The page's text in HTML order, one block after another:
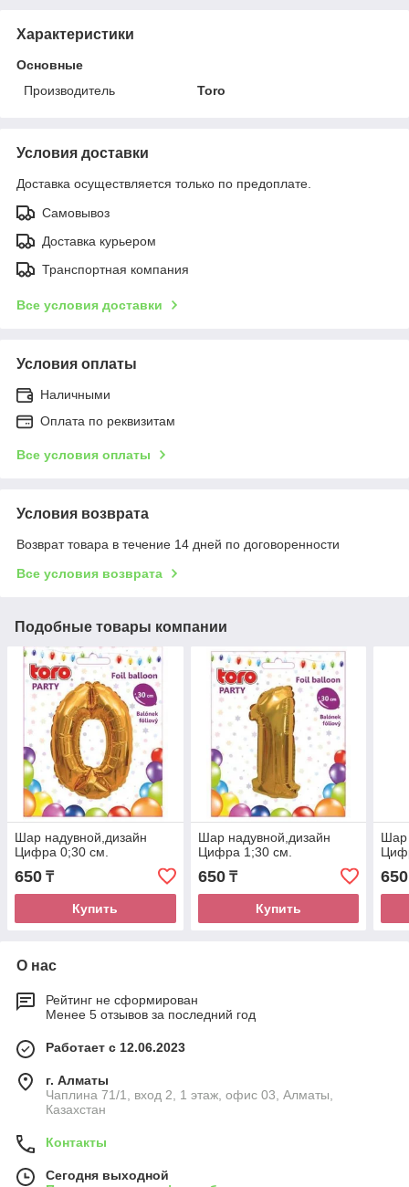
Характеристики
Основные
Производитель
Toro
Условия доставки
Доставка осуществляется только по предоплате.
Самовывоз
Доставка курьером
Транспортная компания
Все условия доставки
Условия оплаты
Наличными
Оплата по реквизитам
Все условия оплаты
Условия возврата
Возврат товара в течение 14 дней по договоренности
Все условия возврата
Подобные товары компании
Шар надувной,дизайн
Цифра 0;30 см.
650 ₸
Купить
Шар надувной,дизайн
Цифра 1;30 см.
650₸
Купить
Шар
650
О нас
Рейтинг не сформирован
Менее 5 отзывов за последний год
Работает с 12.06.2023
г. Алматы
Чаплина 71/1, вход 2, 1 этаж, офис 03, Алматы,
Казахстан
Контакты
Сегодня выходной